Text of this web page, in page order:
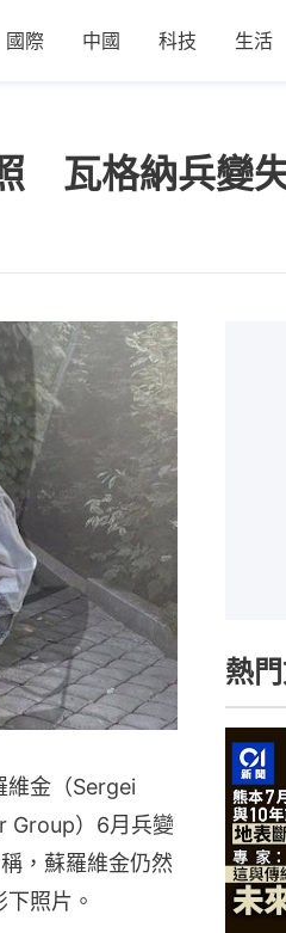
國際 中國 科技 生活
瓦格納兵變
維金（Sergei
Group）6月兵變
，蘇羅維金仍然
照片。
熱